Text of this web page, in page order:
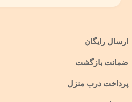
ارسال رایگان
ضمانت بازگشت
پرداخت درب منزل